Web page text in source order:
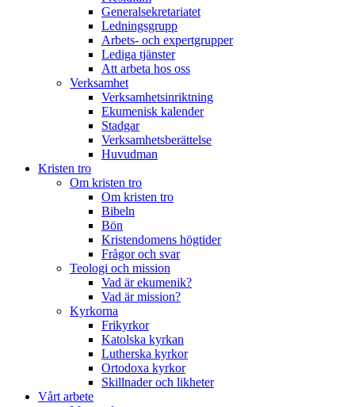
Generalsekretariatet
Ledningsgrupp
Arbets- och expertgrupper
Lediga tjänster
Att arbeta hos oss
Verksamhet
Verksamhetsinriktning
Ekumenisk kalender
Stadgar
Verksamhetsberättelse
Huvudman
Kristen tro
Om kristen tro
Om kristen tro
Bibeln
Bön
Kristendomens högtider
Frågor och svar
Teologi och mission
Vad är ekumenik?
Vad är mission?
Kyrkorna
Frikyrkor
Katolska kyrkan
Lutherska kyrkor
Ortodoxa kyrkor
Skillnader och likheter
Vårt arbete